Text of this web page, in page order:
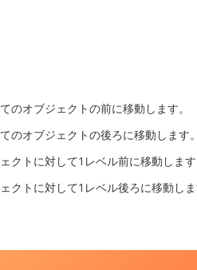
のオブジェクトの前に移動します。
のオブジェクトの後ろに移動します。
クトに対して1レベル前に移動します
クトに対して1レベル後ろに移動しま